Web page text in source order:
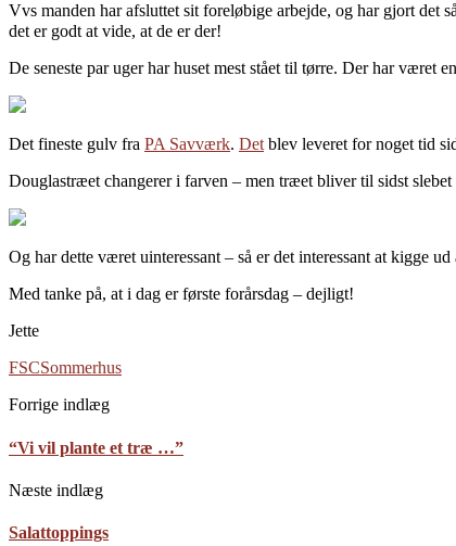
Vvs manden har afsluttet sit foreløbige arbejde, og har gjort det
det er godt at vide, at de er der!
De seneste par uger har huset mest stået til tørre. Der har
Det fineste gulv fra PA Savværk. Det blev leveret for noget tid
Douglastræet changerer i farven – men træet bliver til sidst
Og har dette været uinteressant – så er det interessant at kigge
Med tanke på, at i dag er første forårsdag – dejligt!
Jette
FSCSommerhus
Forrige indlæg
“Vi vil plante et træ …”
Næste indlæg
Salattoppings